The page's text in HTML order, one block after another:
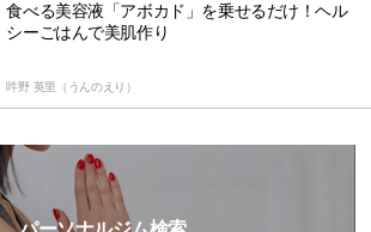
食べる美容液「アボカド」を乗せるだけ！ヘル
シーごはんで美肌作り
吽野 英里（うんのえり）